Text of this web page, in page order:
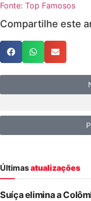
Fonte: Top Famosos
Compartilhe este
Últimasatualizações
Suíça elimina a